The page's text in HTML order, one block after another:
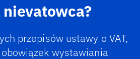
przepisów ustawy o VAT,
wystawiania